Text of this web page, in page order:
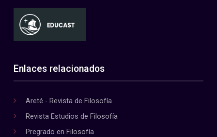
Enlaces relacionados
Areté - Revista de Filosofía
Revista Estudios de Filosofía
Pregrado en Filosofía